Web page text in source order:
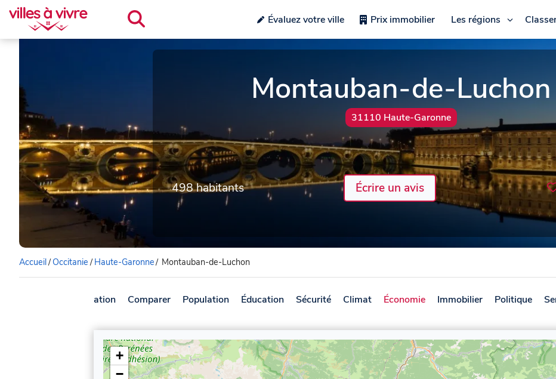
Évaluez votre ville Prix immobilier Les régions
Montauban-de-Luchon
31110 Haute-Garonne
498 habitants Écrire un avis
Accueil/Occitanie/ Haute-Garonne/ Montauban-de-Luchon
Présentation Comparer Population Éducation Sécurité Climat Économie Immobilier Politique
+
−